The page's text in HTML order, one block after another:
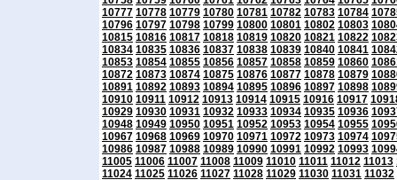
10777 10778 10779 10780 10781 10782 10783 10784
10796 10797 10798 10799 10800 10801 10802 10803
10815 10816 10817 10818 10819 10820 10821 10822
10834 10835 10836 10837 10838 10839 10840 10841
10853 10854 10855 10856 10857 10858 10859 10860
10872 10873 10874 10875 10876 10877 10878 10879
10891 10892 10893 10894 10895 10896 10897 10898
10910 10911 10912 10913 10914 10915 10916 10917
10929 10930 10931 10932 10933 10934 10935 10936
10948 10949 10950 10951 10952 10953 10954 10955
10967 10968 10969 10970 10971 10972 10973 10974
10986 10987 10988 10989 10990 10991 10992 10993
11005 11006 11007 11008 11009 11010 11011 11012 11013
11024 11025 11026 11027 11028 11029 11030 11031 11032